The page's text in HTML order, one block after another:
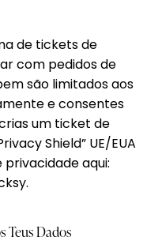
de tickets de
com pedidos de
são limitados aos
e consentes
um ticket de
Shield” UE/EUA
aqui:
.
Teus Dados